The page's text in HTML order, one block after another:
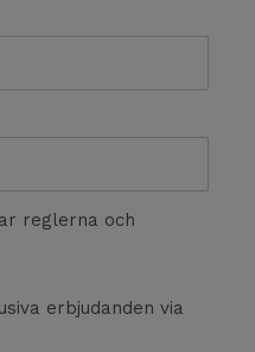
reglerna och
erbjudanden via